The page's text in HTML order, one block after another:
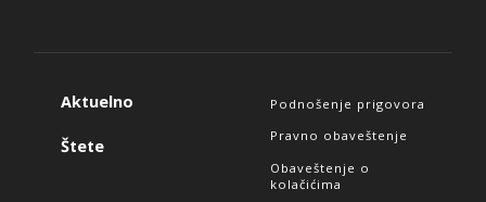
Aktuelno
Štete
Podnošenje prigovora
Pravno obaveštenje
Obaveštenje o
kolačićima